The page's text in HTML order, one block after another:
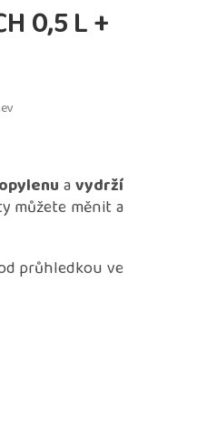
0,5 L +
avydrží
můžete měnit a
průhledkou ve